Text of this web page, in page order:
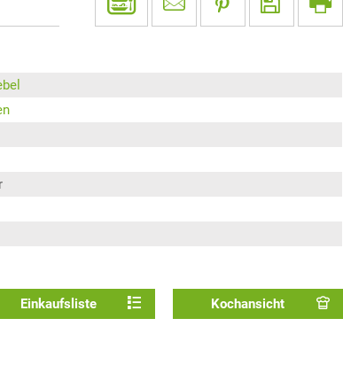
Einkaufsliste Kochansicht